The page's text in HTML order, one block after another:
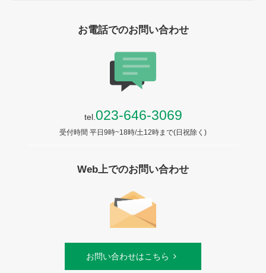
お電話でのお問い合わせ
tel. 023-646-3069
受付時間 平日9時~18時/土12時まで(日祝除く)
Web上でのお問い合わせ
お問い合わせはこちら